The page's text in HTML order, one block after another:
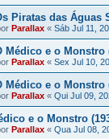
Piratas das Águas
Parallax « Sáb Jul 11,
Médico e o Monstro
Parallax « Sex Jul 10,
Médico e o Monstro
Parallax « Qui Jul 09,
e o Monstro
Parallax « Qua Jul 08,